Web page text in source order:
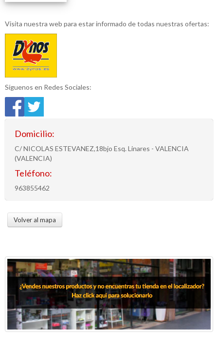
Visita nuestra web para estar informado de todas nuestras ofertas:
Síguenos en Redes Sociales:
Domicilio:
C/ NICOLAS ESTEVANEZ,18bjo Esq. Linares - VALENCIA
(VALENCIA)
Teléfono:
963855462
Volver al mapa